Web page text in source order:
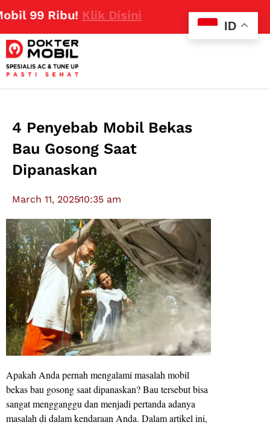
99 Ribu!Klik Disini
4 Penyebab Mobil Bekas
Bau Gosong Saat
Dipanaskan
March 11, 202510:35 am
Apakah Anda pernah mengalami masalah mobil
bekas bau gosong saat dipanaskan? Bau tersebut bisa
sangat mengganggu dan menjadi pertanda adanya
masalah di dalam kendaraan Anda. Dalam artikel ini,
ID